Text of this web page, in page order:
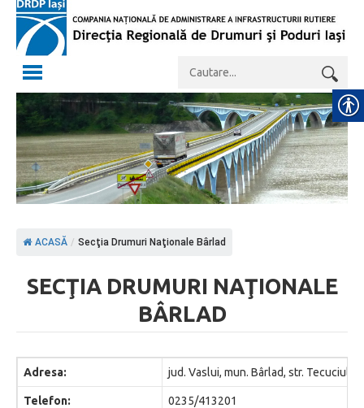
ACASĂ / Secţia Drumuri Naţionale Bârlad
SECŢIA DRUMURI NAŢIONALE
BÂRLAD
Adresa: jud. Vaslui, mun. Bârlad, str.
Telefon: 0235/413201